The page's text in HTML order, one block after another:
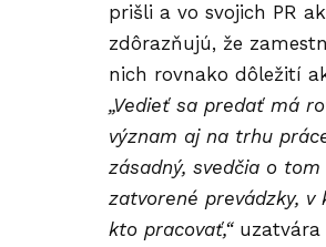
prišli a vo svojich PR
zdôrazňujú, že
nich rovnako dôležití
„Vedieť sa predať má
význam aj na trhu
zásadný, svedčia o tom
zatvorené prevádzky, v
kto pracovať,“uzatvára